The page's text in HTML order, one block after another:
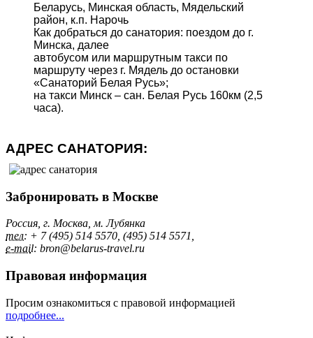
Беларусь, Минская область, Мядельский
район, к.п. Нарочь
Как добраться до санатория: поездом до г.
Минска, далее
автобусом или маршрутным такси по
маршруту через г. Мядель до остановки
«Санаторий Белая Русь»;
на такси Минск – сан. Белая Русь 160км (2,5
часа).
АДРЕС САНАТОРИЯ:
Забронировать в Москве
Россия, г. Москва, м. Лубянка
тел: + 7 (495) 514 5570, (495) 514 5571,
e-mail: bron@belarus-travel.ru
Правовая информация
Просим ознакомиться с правовой информацией
подробнее...